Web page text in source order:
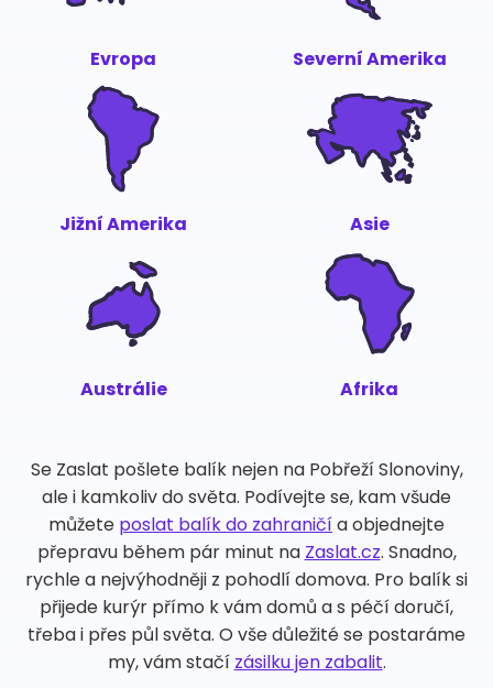
Evropa Severní Amerika
Jižní Amerika Asie
Austrálie Afrika
Se Zaslat pošlete balík nejen na Pobřeží Slonoviny,
ale i kamkoliv do světa. Podívejte se, kam všude
můžete poslat balík do zahraničía objednejte
přepravu během pár minut na Zaslat.cz. Snadno,
rychle a nejvýhodněji z pohodlí domova. Pro balík si
přijede kurýr přímo k vám domů a s péčí doručí,
třeba i přes půl světa. O vše důležité se postaráme
my, vám stačí zásilku jen zabalit.